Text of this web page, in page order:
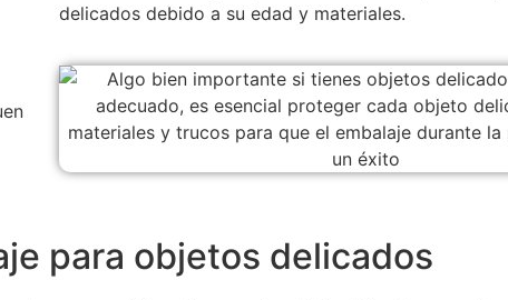
delicados debido a su edad y materiales.
para objetos delicados